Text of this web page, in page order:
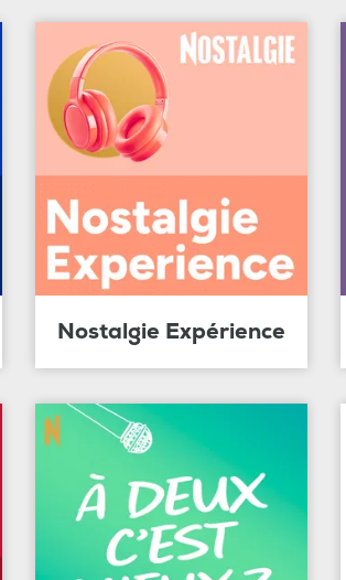
Nostalgie Expérience